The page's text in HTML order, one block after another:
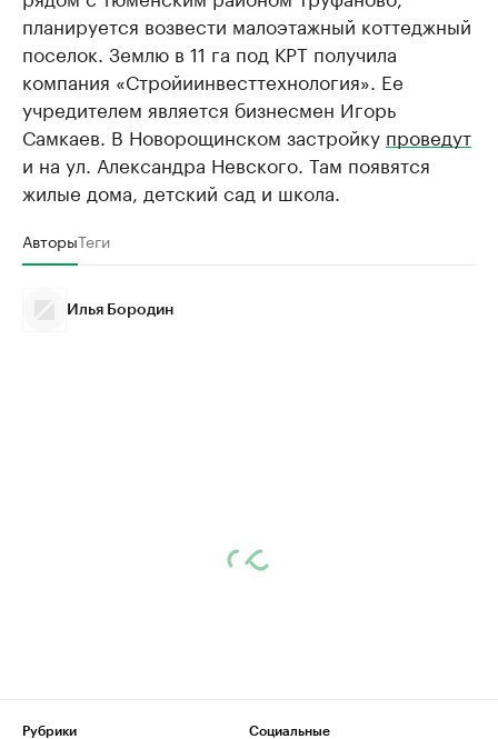
планируется возвести малоэтажный коттеджный
поселок. Землю в 11 га под КРТ получила
компания «Стройиинвесттехнология». Ее
учредителем является бизнесмен Игорь
Самкаев. В Новорощинском застройку проведут
и на ул. Александра Невского. Там появятся
жилые дома, детский сад и школа.
АвторыТеги
Илья Бородин
Рубрики
Социальные